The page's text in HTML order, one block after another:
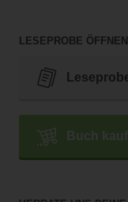
LESEPROBE ÖFFNEN
Buch